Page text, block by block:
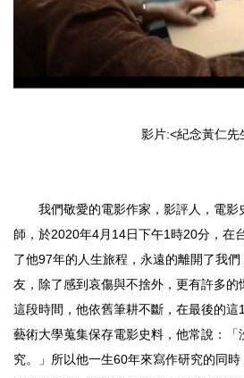
影片:<紀念黃仁先
我們敬愛的電影作家，影評人，電影
師，於2020年4月14日下午1時20分，在
了他97年的人生旅程，永遠的離開了我
友，除了感到哀傷與不捨外，更有許多
這段時間，他依舊筆耕不斷，在最後的
藝術大學蒐集保存電影史料，他常說：「
究。」所以他一生60年來寫作研究的同